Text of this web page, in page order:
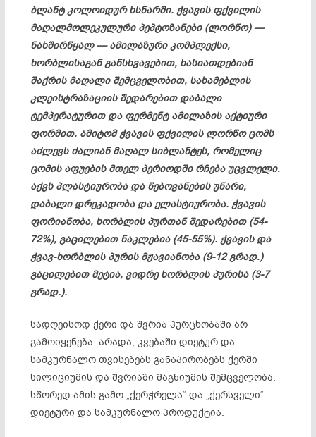
ბლანტ კოლოიდურ ხსნარში. ჭვავის ფქვილის
მაღალმოლეკულური პეპტოზანები (ლორწო) —
ნახშირწყალ — ამილაზური კომპლექსი,
ხორბლისაგან განსხვავებით, ხასიათდებიან
შაქრის მაღალი შემცველობით, სახამებლის
კლეისტრაზაციის შედარებით დაბალი
ტემპერატურით და ფერმენტ ამილაზის აქტიური
ფორმით. ამიტომ ჭვავის ფქვილის ლორწო ცომს
აძლევს ძალიან მაღალ სიბლანტეს, რომელიც
ცომის აფუების მთელ პერიოდში რჩება უცვლელი.
აქვს პლასტიურობა და წებოვანების უნარი,
დაბალი დრეკადობა და ელასტიურობა. ჭვავის
ფორიანობა, ხორბლის პურთან შედარებით (54-
72%), გაცილებით ნაკლებია (45-55%). ჭვავის და
ჭვავ-ხორბლის პურის მჟავიანობა (9-12 გრად.)
გაცილებით მეტია, ვიდრე ხორბლის პურისა (3-7
გრად.).
სადღეისოდ ქერი და შვრია პურცხობაში არ
გამოიყენება. არადა, კვებაში დიეტურ და
სამკურნალო თვისებებს განაპირობებს ქერში
სილიციუმის და შვრიაში მაგნიუმის შემცველობა.
სწორედ ამის გამო „ქერჭრელა“ და „ქერსველი“
დიეტური და სამკურნალო პროდუქტია.